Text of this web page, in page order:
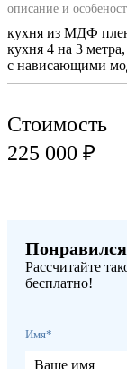
описание и
кухня из МДФ
кухня 4 на 3
с нависающими
Стоимость
225 000 ₽
Рассчитайте
бесплатно!
Имя*